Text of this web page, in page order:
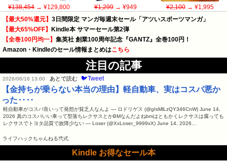
¥138,454 → ¥129,800 ¥1,299→ ¥949 ¥2,100→ ¥1,995
【最大50%還元】 3日間限定 マンガ毎週末セール「アツいスポーツマンガ」
【最大65%OFF】 Kindle本 サマーセール第2弾
【全巻100円均一】 集英社 創業100周年記念『GANTZ』全巻100円！
Amazon・Kindleのセール情報まとめはこちら
注目の記事
2026/06/16 13:00 あとで読む 🐦Tweet
【金持ちが乗らない本当の理由】軽自動車、実はコスパ悪か
った‥‥
軽自動車がコスパ良いって発想が貧乏人なんよ — ロドリゲス (@gIsMlLzQY346CnW) June 14,
2026 真のコスパいい車って型落ちレクサスとかBMなんだよねbmはともかくレクサスは腐っても
レクサスでトヨタ品質で故障少ない — Loser (@XxLoser_9999xX) June 14, 2026…
ライフハックちゃんねる弐式
Kindle お得なセール本